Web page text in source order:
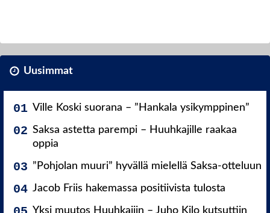
Uusimmat
Ville Koski suorana – ”Hankala ysikymppinen”
Saksa astetta parempi – Huuhkajille raakaa
oppia
”Pohjolan muuri” hyvällä mielellä Saksa-otteluun
Jacob Friis hakemassa positiivista tulosta
Yksi muutos Huuhkajiin – Juho Kilo kutsuttiin